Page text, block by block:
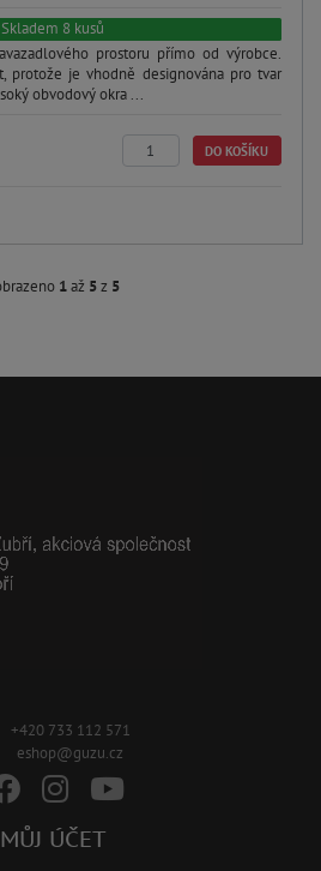
Skladem 8 kusů
prostoru přímo od výrobce.
protože je vhodně designována pro tvar
obvodový okra ...
DO KOŠÍKU
1až 5z 5
+420 733 112 571
eshop@guzu.cz
MŮJ ÚČET